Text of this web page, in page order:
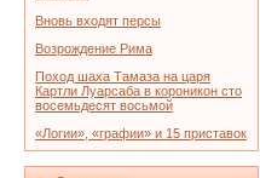
Вновь входят персы
Возрождение Рима
Поход шаха Тамаза на царя
Картли Луарсаба в короникон сто
восемьдесят восьмой
«Логии», «графии» и 15 приставок